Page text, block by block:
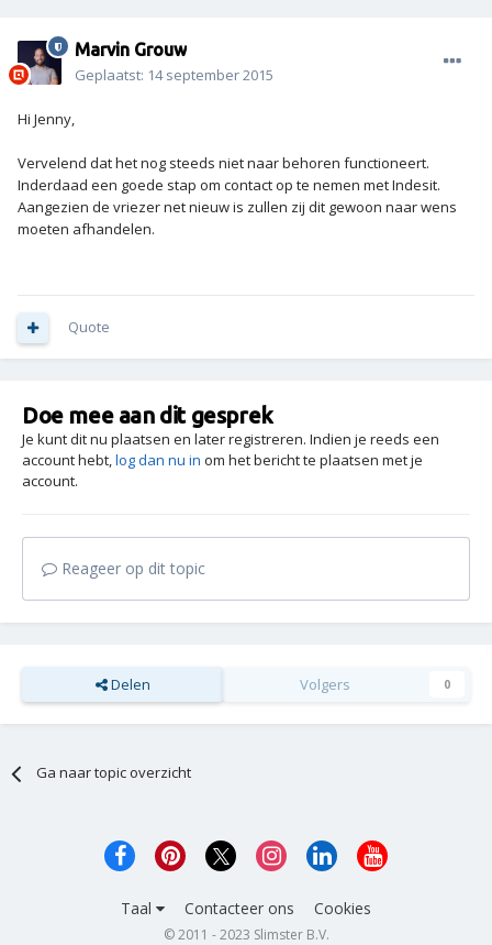
Marvin Grouw
Geplaatst: 14 september 2015
Hi Jenny,
Vervelend dat het nog steeds niet naar behoren functioneert.
Inderdaad een goede stap om contact op te nemen met Indesit.
Aangezien de vriezer net nieuw is zullen zij dit gewoon naar wens
moeten afhandelen.
Quote
Doe mee aan dit gesprek
Je kunt dit nu plaatsen en later registreren. Indien je reeds een
account hebt,log dan nu in om het bericht te plaatsen met je
account.
Reageer op dit topic
Delen Volgers 0
Ga naar topic overzicht
Taal Contacteer ons Cookies
© 2011 - 2023 Slimster B.V.